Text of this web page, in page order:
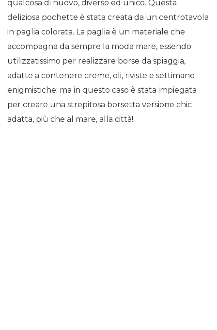
qualcosa di nuovo, diverso ed unico. Questa
deliziosa pochette è stata creata da un centrotavola
in paglia colorata. La paglia è un materiale che
accompagna da sempre la moda mare, essendo
utilizzatissimo per realizzare borse da spiaggia,
adatte a contenere creme, oli, riviste e settimane
enigmistiche; ma in questo caso è stata impiegata
per creare una strepitosa borsetta versione chic
adatta, più che al mare, alla città!